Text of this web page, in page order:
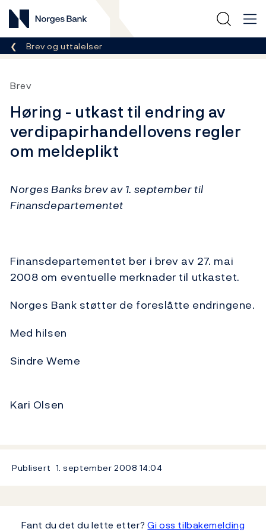
Norges Bank
Her er du nå:
Brev og uttalelser
Brev
Høring - utkast til endring av
verdipapirhandellovens regler
om meldeplikt
Norges Banks brev av 1. september til
Finansdepartementet
Finansdepartementet ber i brev av 27. mai
2008 om eventuelle merknader til utkastet.
Norges Bank støtter de foreslåtte endringene.
Med hilsen
Sindre Weme
Kari Olsen
Publisert 1. september 2008 14:04
Fant du det du lette etter?Gi oss tilbakemelding